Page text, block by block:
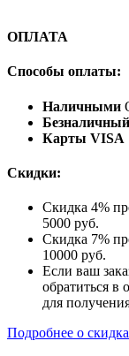
ОПЛАТА
Способы оплаты:
Наличными
Карты VISA
Скидки:
Скидка 4%
5000 руб.
Скидка 7%
10000 руб.
Если ваш
обратиться
для
Подробнее о